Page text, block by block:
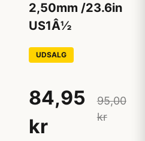
2,50mm /23.6in
US1Â½
UDSALG
84,95
kr
95,00
kr